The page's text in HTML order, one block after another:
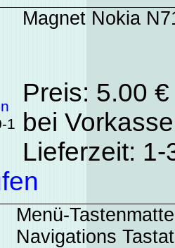
1
Magnet Nokia
Preis: 5.00
bei
Lieferzeit:
Menü-
Navigations